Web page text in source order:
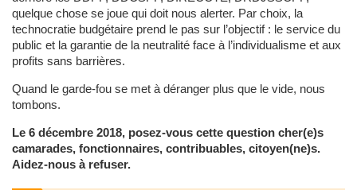
quelque chose se joue qui doit nous alerter. Par choix, la
technocratie budgétaire prend le pas sur l’objectif : le service du
public et la garantie de la neutralité face à l’individualisme et aux
profits sans barrières.
Quand le garde-fou se met à déranger plus que le vide, nous
tombons.
Le 6 décembre 2018, posez-vous cette question cher(e)s
camarades, fonctionnaires, contribuables, citoyen(ne)s.
Aidez-nous à refuser.